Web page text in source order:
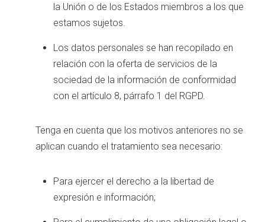
la Unión o de los Estados miembros a los que
estamos sujetos.
Los datos personales se han recopilado en
relación con la oferta de servicios de la
sociedad de la información de conformidad
con el artículo 8, párrafo 1 del RGPD.
Tenga en cuenta que los motivos anteriores no se
aplican cuando el tratamiento sea necesario:
Para ejercer el derecho a la libertad de
expresión e información;